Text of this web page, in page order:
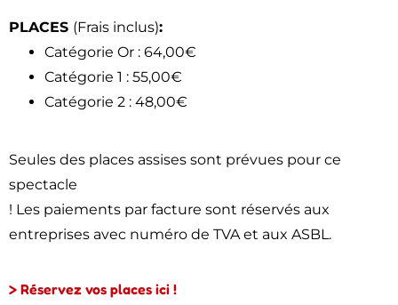
PLACES (Frais inclus):
Catégorie Or : 64,00€
Catégorie 1 : 55,00€
Catégorie 2 : 48,00€
Seules des places assises sont prévues pour ce
spectacle
! Les paiements par facture sont réservés aux
entreprises avec numéro de TVA et aux ASBL.
> Réservez vos places ici !